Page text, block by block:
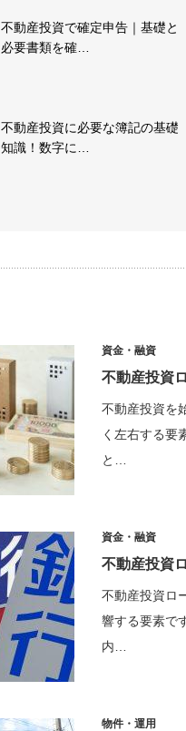
不動産投資で確定申告｜基礎と
必要書類を確…
不動産投資に必要な簿記の基礎
知識！数字に…
資金・融資
不動産投資
不動産投資を
く左右する要
と…
資金・融資
不動産投資
不動産投資ロ
響する要素で
内…
物件・運用